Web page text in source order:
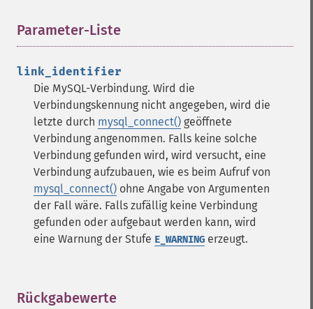
Parameter-Liste
link_identifier
Die MySQL-Verbindung. Wird die
Verbindungskennung nicht angegeben, wird die
letzte durch mysql_connect() geöffnete
Verbindung angenommen. Falls keine solche
Verbindung gefunden wird, wird versucht, eine
Verbindung aufzubauen, wie es beim Aufruf von
mysql_connect() ohne Angabe von Argumenten
der Fall wäre. Falls zufällig keine Verbindung
gefunden oder aufgebaut werden kann, wird
eine Warnung der Stufe E_WARNING erzeugt.
Rückgabewerte